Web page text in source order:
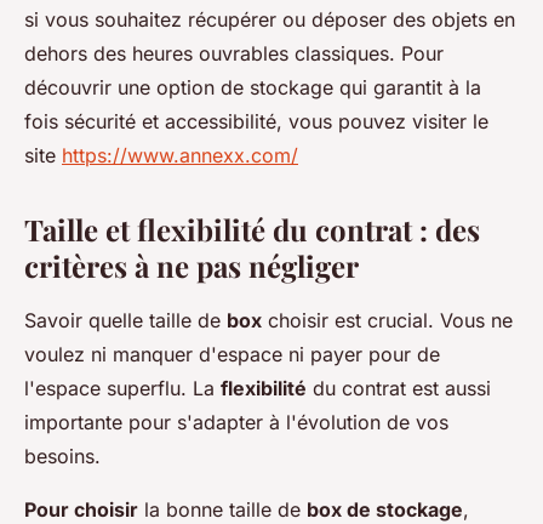
si vous souhaitez récupérer ou déposer des objets en
dehors des heures ouvrables classiques. Pour
découvrir une option de stockage qui garantit à la
fois sécurité et accessibilité, vous pouvez visiter le
site https://www.annexx.com/
Taille et flexibilité du contrat : des
critères à ne pas négliger
Savoir quelle taille de box choisir est crucial. Vous ne
voulez ni manquer d'espace ni payer pour de
l'espace superflu. La flexibilité du contrat est aussi
importante pour s'adapter à l'évolution de vos
besoins.
Pour choisir la bonne taille de box de stockage,